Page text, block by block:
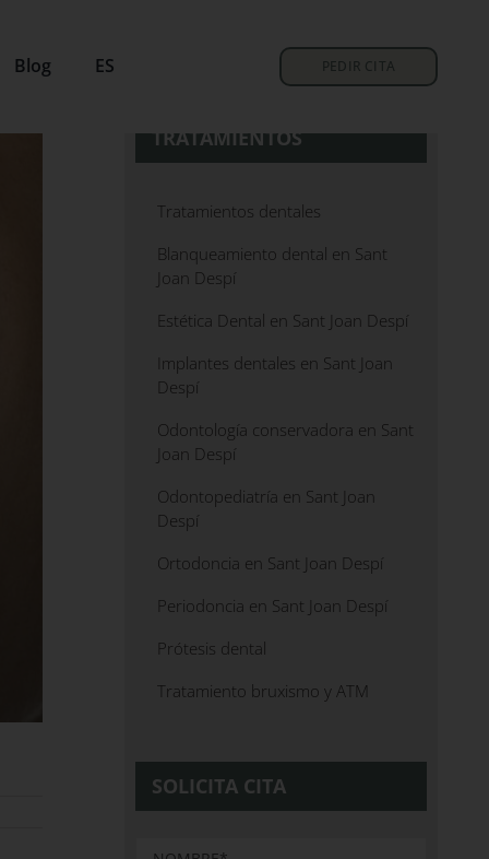
Blog ES PEDIR CITA
TRATAMIENTOS
Tratamientos dentales
Blanqueamiento dental en Sant
Joan Despí
Estética Dental en Sant Joan Despí
Implantes dentales en Sant Joan
Despí
Odontología conservadora en Sant
Joan Despí
Odontopediatría en Sant Joan
Despí
Ortodoncia en Sant Joan Despí
Periodoncia en Sant Joan Despí
Prótesis dental
Tratamiento bruxismo y ATM
SOLICITA CITA